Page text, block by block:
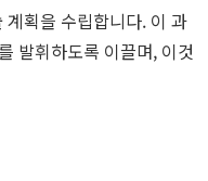
획을 수립합니다. 이 과
발휘하도록 이끌며, 이것